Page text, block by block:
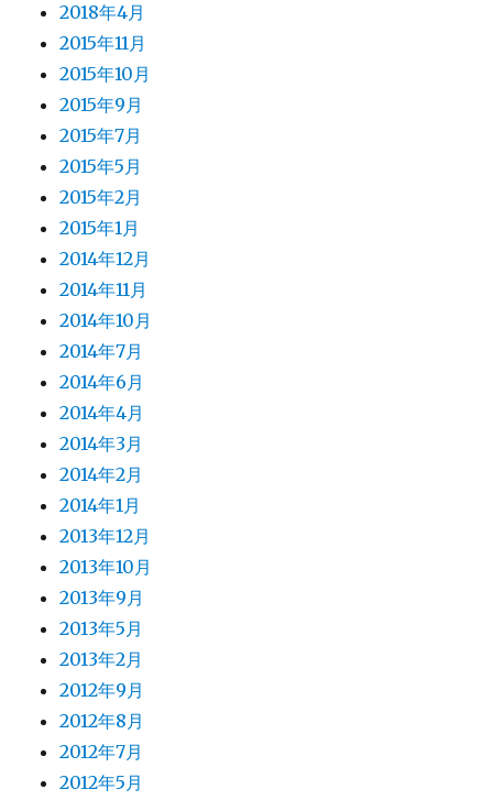
2018年4月
2015年11月
2015年10月
2015年9月
2015年7月
2015年5月
2015年2月
2015年1月
2014年12月
2014年11月
2014年10月
2014年7月
2014年6月
2014年4月
2014年3月
2014年2月
2014年1月
2013年12月
2013年10月
2013年9月
2013年5月
2013年2月
2012年9月
2012年8月
2012年7月
2012年5月